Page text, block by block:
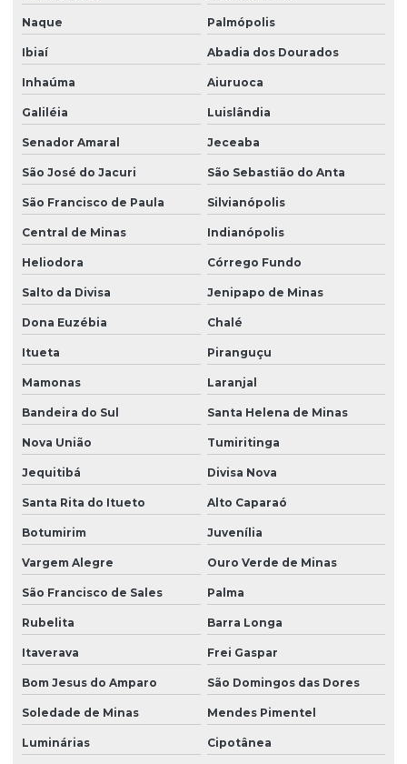
Naque Palmópolis
Ibiaí Abadia dos Dourados
Inhaúma Aiuruoca
Galiléia Luislândia
Senador Amaral Jeceaba
São José do Jacuri São Sebastião do Anta
São Francisco de Paula Silvianópolis
Central de Minas Indianópolis
Heliodora Córrego Fundo
Salto da Divisa Jenipapo de Minas
Dona Euzébia Chalé
Itueta Piranguçu
Mamonas Laranjal
Bandeira do Sul Santa Helena de Minas
Nova União Tumiritinga
Jequitibá Divisa Nova
Santa Rita do Itueto Alto Caparaó
Botumirim Juvenília
Vargem Alegre Ouro Verde de Minas
São Francisco de Sales Palma
Rubelita Barra Longa
Itaverava Frei Gaspar
Bom Jesus do Amparo São Domingos das Dores
Soledade de Minas Mendes Pimentel
Luminárias Cipotânea